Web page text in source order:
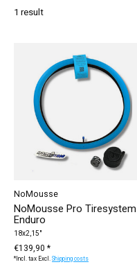
1 result
NoMousse
NoMousse Pro Tiresystem
Enduro
18x2,15"
€139,90 *
*Incl. tax Excl.Shipping costs